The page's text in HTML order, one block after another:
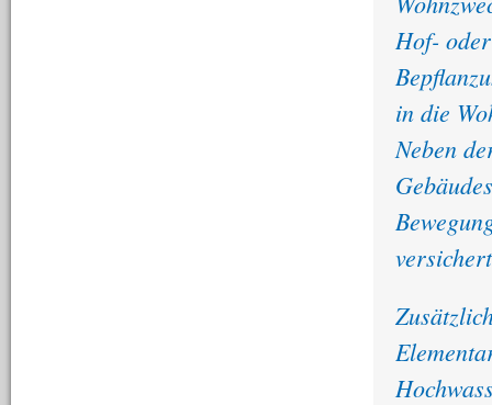
Hof-
in die
Neben